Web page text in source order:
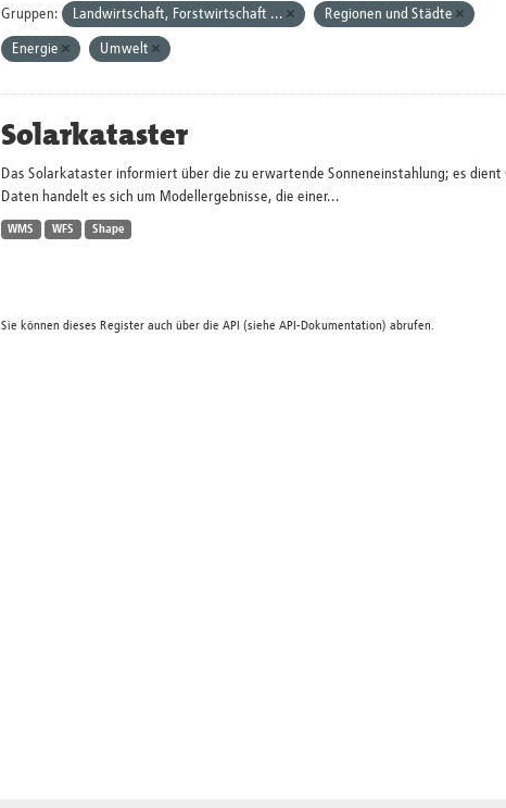
Gruppen: Landwirtschaft, Forstwirtschaft ... Regionen und Städte
Energie Umwelt
Solarkataster
Das Solarkataster informiert über die zu erwartende Sonneneinstahlung; es
Daten handelt es sich um Modellergebnisse, die einer...
WMS WFS Shape
Sie können dieses Register auch über die API (siehe API-Dokumentation) abrufen.